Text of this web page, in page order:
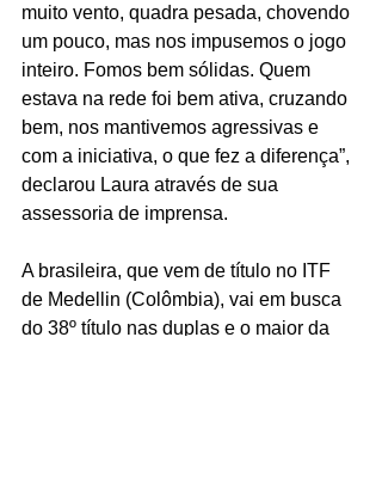
muito vento, quadra pesada, chovendo
um pouco, mas nos impusemos o jogo
inteiro. Fomos bem sólidas. Quem
estava na rede foi bem ativa, cruzando
bem, nos mantivemos agressivas e
com a iniciativa, o que fez a diferença”,
declarou Laura através de sua
assessoria de imprensa.
A brasileira, que vem de título no ITF
de Medellin (Colômbia), vai em busca
do 38º título nas duplas e o maior da